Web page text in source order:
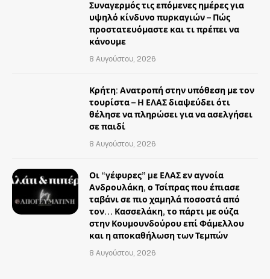
Συναγερμός τις επόμενες ημέρες για
υψηλό κίνδυνο πυρκαγιών – Πώς
προστατευόμαστε και τι πρέπει να
κάνουμε
8 Αυγούστου, 2026
Κρήτη: Ανατροπή στην υπόθεση με τον
τουρίστα – Η ΕΛΑΣ διαψεύδει ότι
θέλησε να πληρώσει για να ασελγήσει
σε παιδί
8 Αυγούστου, 2026
Οι “γέφυρες” µε ΕΛΑΣ εν αγνοία
Ανδρουλάκη, ο Τσίπρας που έπιασε
ταβάνι σε πιο χαμηλά ποσοστά από
τον… Κασσελάκη, το πάρτι με ούζα
στην Κουμουνδούρου επί Φάμελλου
και η αποκαθήλωση των Τεμπών
8 Αυγούστου, 2026